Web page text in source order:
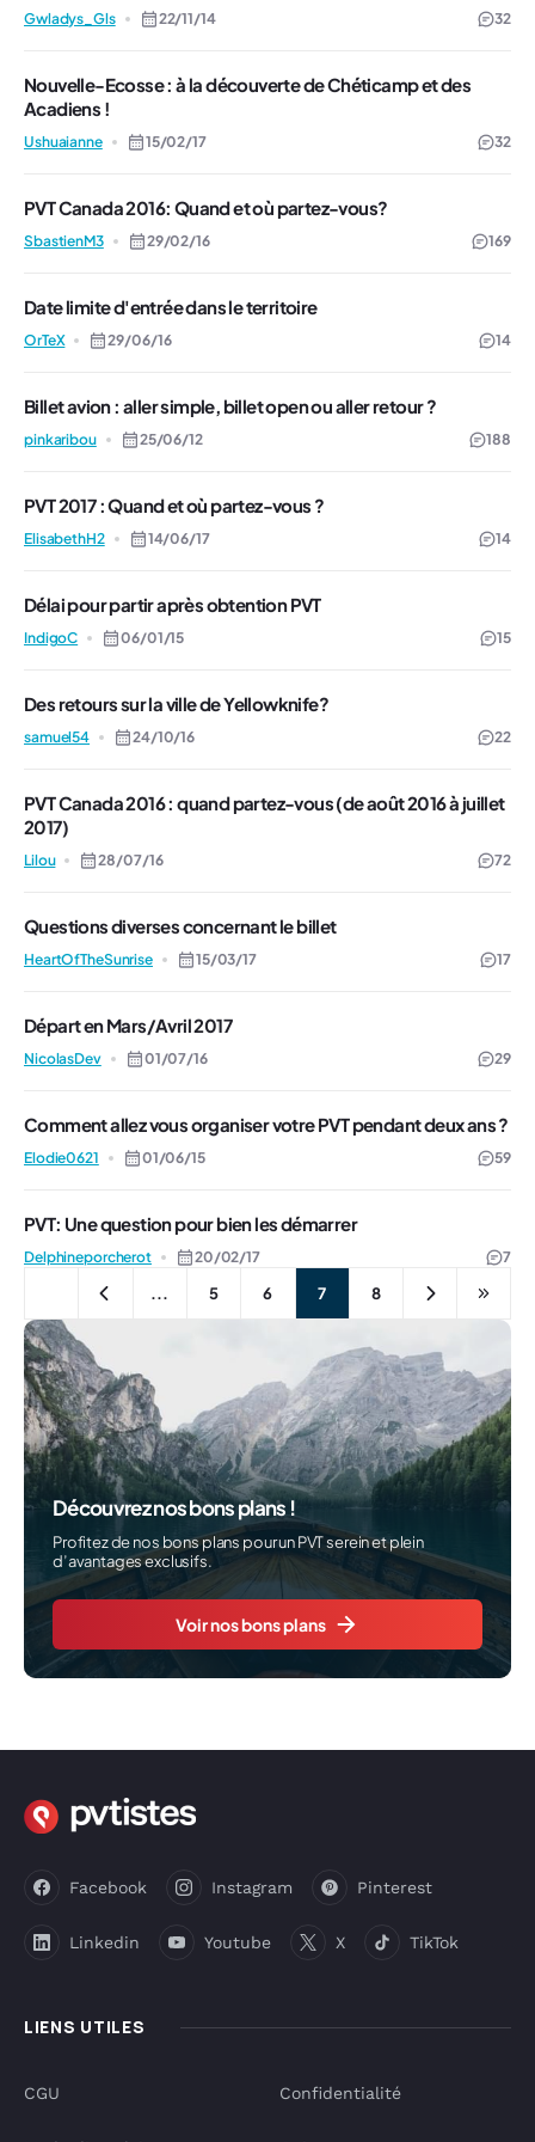
Gwladys_Gls 22/11/14 32
Nouvelle-Ecosse : à la découverte de Chéticamp et des
Acadiens !
Ushuaianne 15/02/17 32
PVT Canada 2016: Quand et où partez-vous?
SbastienM3 29/02/16 169
Date limite d'entrée dans le territoire
OrTeX 29/06/16 14
Billet avion : aller simple, billet open ou aller retour ?
pinkaribou 25/06/12 188
PVT 2017 : Quand et où partez-vous ?
ElisabethH2 14/06/17 14
Délai pour partir après obtention PVT
IndigoC 06/01/15 15
Des retours sur la ville de Yellowknife?
samuel54 24/10/16 22
PVT Canada 2016 : quand partez-vous (de août 2016 à juillet
2017)
Lilou 28/07/16 72
Questions diverses concernant le billet
HeartOfTheSunrise 15/03/17 17
Départ en Mars/Avril 2017
NicolasDev 01/07/16 29
Comment allez vous organiser votre PVT pendant deux ans ?
Elodie0621 01/06/15 59
PVT: Une question pour bien les démarrer
Delphineporcherot 20/02/17 7
... 5 6 7 8
Découvrez nos bons plans !
Profitez de nos bons plans pour un PVT serein et plein
d’avantages exclusifs.
Voir nos bons plans
LIENS UTILES
Facebook Instagram Pinterest
Linkedin Youtube X TikTok
CGU Confidentialité